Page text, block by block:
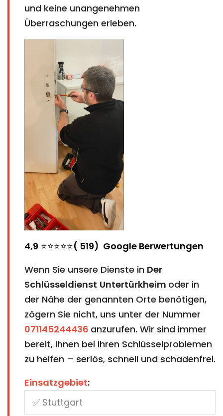
und keine unangenehmen
Überraschungen erleben.
4,9 ⭐⭐⭐⭐⭐( 519) Google Berwertungen
Wenn Sie unsere Dienste in Der
Schlüsseldienst Untertürkheim oder in
der Nähe der genannten Orte benötigen,
zögern Sie nicht, uns unter der Nummer
071145244436 anzurufen. Wir sind immer
bereit, Ihnen bei Ihren Schlüsselproblemen
zu helfen – seriös, schnell und schadenfrei.
Einsatzgebiet: